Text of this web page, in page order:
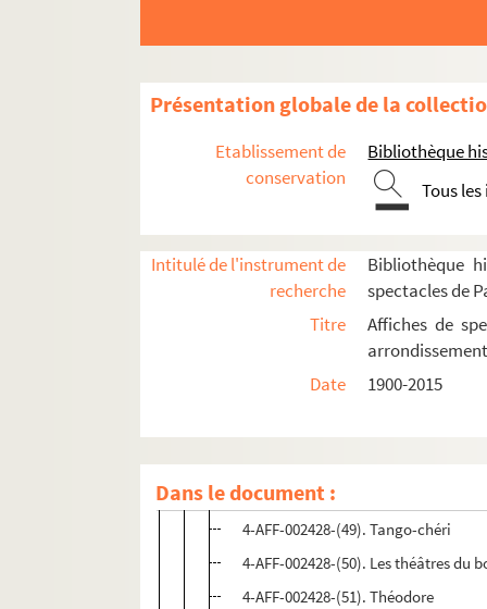
Présentation globale de la
Etablissement de
conservation
Bibliothèque
Tous
Intitulé de l'instrument de
recherche
Bibliothèque
spectacles de
Titre
Affiches de
Date
1900-2015
Dans le document :
4-AFF-002428-(38). Moïse
4-AFF-002428-(39). Les nuits
4-AFF-002428-(41). Oreste
4-AFF-002428-(42). Paco Ibanez
4-AFF-002428-(43). La panne
4-AFF-002428-(44). Pedro Aledo
4-AFF-002428-(45). Les perses
4-AFF-002428-(47). Les semaines
4-AFF-002428-(48). Spectacle
4-AFF-002428-(49). Tango-chéri
4-AFF-002428-(50). Les théâtres du
4-AFF-002428-(51). Théodore